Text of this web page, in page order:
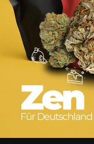
Wir verwenden
anpassen.
zu erfahren. Sie
und auf die Dienste